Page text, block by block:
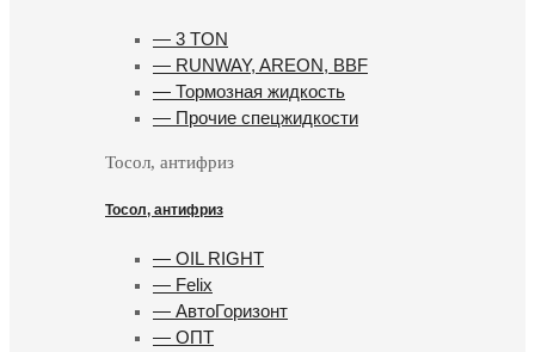
— 3 TON
— RUNWAY, AREON, BBF
— Тормозная жидкость
— Прочие спецжидкости
Тосол, антифриз
Тосол, антифриз
— OIL RIGHT
— Felix
— АвтоГоризонт
— ОПТ